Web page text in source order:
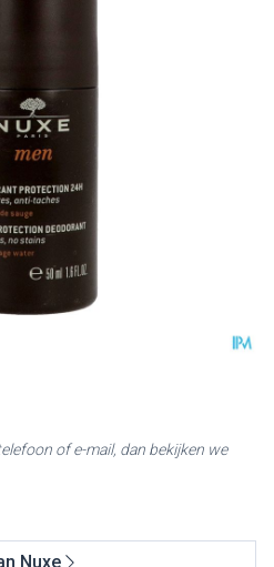
of e-mail, dan bekijken we
Nuxe